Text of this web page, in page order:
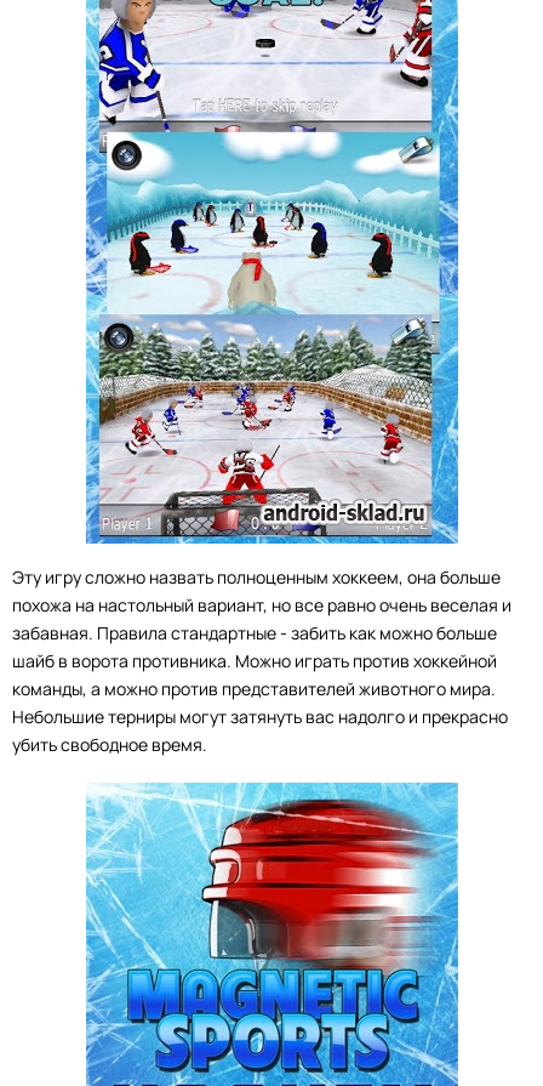
Эту игру сложно назвать полноценным хоккеем, она больше
похожа на настольный вариант, но все равно очень веселая и
забавная. Правила стандартные - забить как можно больше
шайб в ворота противника. Можно играть против хоккейной
команды, а можно против представителей животного мира.
Небольшие терниры могут затянуть вас надолго и прекрасно
убить свободное время.